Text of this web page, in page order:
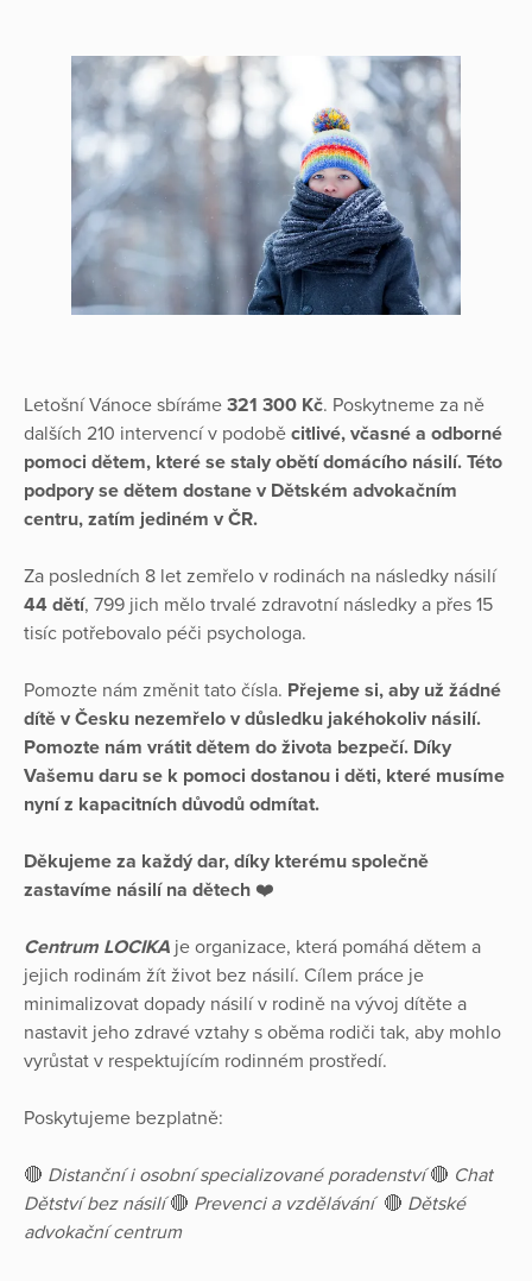
Letošní Vánoce sbíráme 321 300 Kč. Poskytneme za ně
dalších 210 intervencí v podobě citlivé, včasné a odborné
pomoci dětem, které se staly obětí domácího násilí. Této
podpory se dětem dostane v Dětském advokačním
centru, zatím jediném v ČR.
Za posledních 8 let zemřelo v rodinách na následky násilí
44 dětí, 799 jich mělo trvalé zdravotní následky a přes 15
tisíc potřebovalo péči psychologa.
Pomozte nám změnit tato čísla. Přejeme si, aby už žádné
dítě v Česku nezemřelo v důsledku jakéhokoliv násilí.
Pomozte nám vrátit dětem do života bezpečí. Díky
Vašemu daru se k pomoci dostanou i děti, které musíme
nyní z kapacitních důvodů odmítat.
Děkujeme za každý dar, díky kterému společně
zastavíme násilí na dětech ❤️
Centrum LOCIKA je organizace, která pomáhá dětem a
jejich rodinám žít život bez násilí. Cílem práce je
minimalizovat dopady násilí v rodině na vývoj dítěte a
nastavit jeho zdravé vztahy s oběma rodiči tak, aby mohlo
vyrůstat v respektujícím rodinném prostředí.
Poskytujeme bezplatně:
🔴 Distanční i osobní specializované poradenství🔴 Chat
Dětství bez násilí🔴 Prevenci a vzdělávání 🔴 Dětské
advokační centrum